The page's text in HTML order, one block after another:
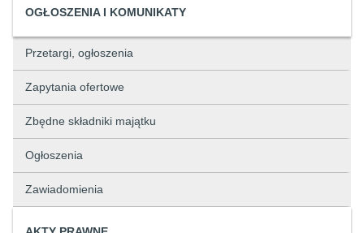
OGŁOSZENIA I KOMUNIKATY
Przetargi, ogłoszenia
Zapytania ofertowe
Zbędne składniki majątku
Ogłoszenia
Zawiadomienia